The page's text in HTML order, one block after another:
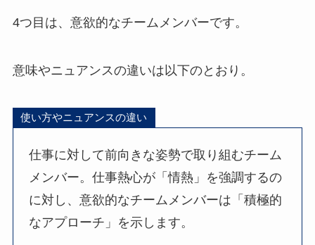
4つ目は、意欲的なチームメンバーです。
意味やニュアンスの違いは以下のとおり。
使い方やニュアンスの違い
仕事に対して前向きな姿勢で取り組むチーム
メンバー。仕事熱心が「情熱」を強調するの
に対し、意欲的なチームメンバーは「積極的
なアプローチ」を示します。